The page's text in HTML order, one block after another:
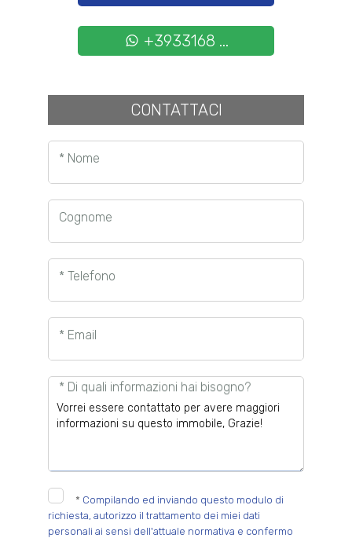
+3933168 ...
CONTATTACI
* Nome
Cognome
* Telefono
* Email
* Di quali informazioni hai bisogno?
* Compilando ed inviando questo modulo di
richiesta, autorizzo il trattamento dei miei dati
personali ai sensi dell'attuale normativa e confermo